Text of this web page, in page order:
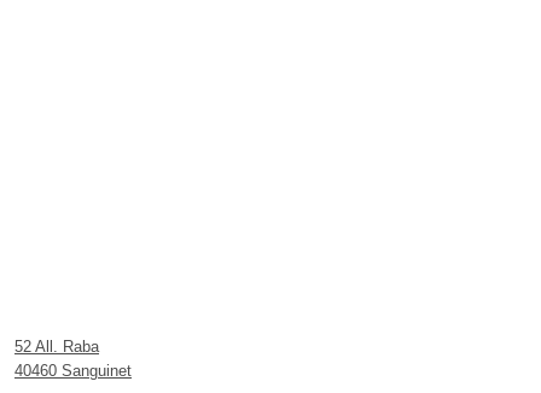
52 All. Raba
40460 Sanguinet